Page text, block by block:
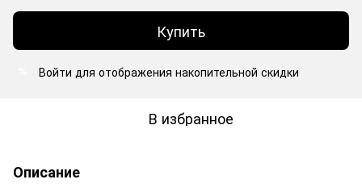
Купить
Войти для отображения накопительной скидки
В избранное
Описание